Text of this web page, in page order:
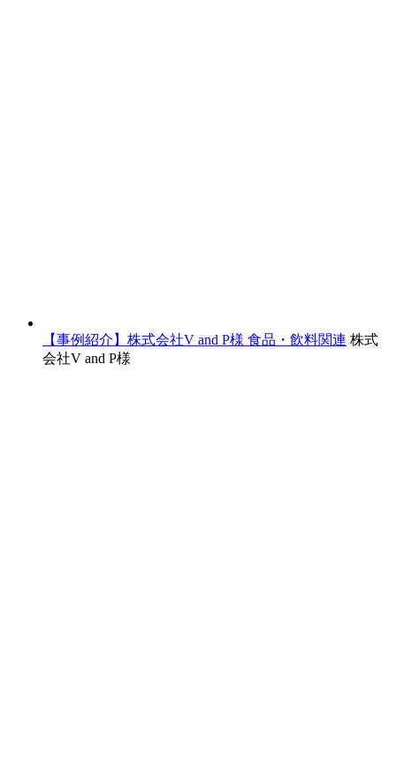
【事例紹介】株式会社V and P様 食品・飲料関連 株式
会社V and P様